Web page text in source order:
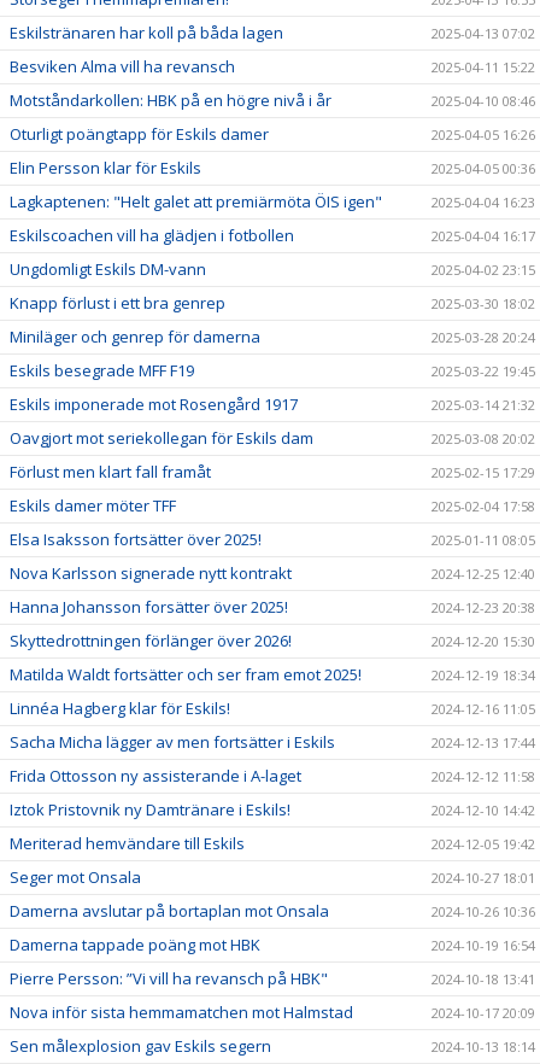
Eskilstränaren har koll på båda lagen 2025-04-13 07:02
Besviken Alma vill ha revansch 2025-04-11 15:22
Motståndarkollen: HBK på en högre nivå i år 2025-04-10 08:46
Oturligt poängtapp för Eskils damer 2025-04-05 16:26
Elin Persson klar för Eskils 2025-04-05 00:36
Lagkaptenen: "Helt galet att premiärmöta ÖIS igen" 2025-04-04 16:23
Eskilscoachen vill ha glädjen i fotbollen 2025-04-04 16:17
Ungdomligt Eskils DM-vann 2025-04-02 23:15
Knapp förlust i ett bra genrep 2025-03-30 18:02
Miniläger och genrep för damerna 2025-03-28 20:24
Eskils besegrade MFF F19 2025-03-22 19:45
Eskils imponerade mot Rosengård 1917 2025-03-14 21:32
Oavgjort mot seriekollegan för Eskils dam 2025-03-08 20:02
Förlust men klart fall framåt 2025-02-15 17:29
Eskils damer möter TFF 2025-02-04 17:58
Elsa Isaksson fortsätter över 2025! 2025-01-11 08:05
Nova Karlsson signerade nytt kontrakt 2024-12-25 12:40
Hanna Johansson forsätter över 2025! 2024-12-23 20:38
Skyttedrottningen förlänger över 2026! 2024-12-20 15:30
Matilda Waldt fortsätter och ser fram emot 2025! 2024-12-19 18:34
Linnéa Hagberg klar för Eskils! 2024-12-16 11:05
Sacha Micha lägger av men fortsätter i Eskils 2024-12-13 17:44
Frida Ottosson ny assisterande i A-laget 2024-12-12 11:58
Iztok Pristovnik ny Damtränare i Eskils! 2024-12-10 14:42
Meriterad hemvändare till Eskils 2024-12-05 19:42
Seger mot Onsala 2024-10-27 18:01
Damerna avslutar på bortaplan mot Onsala 2024-10-26 10:36
Damerna tappade poäng mot HBK 2024-10-19 16:54
Pierre Persson: ”Vi vill ha revansch på HBK" 2024-10-18 13:41
Nova inför sista hemmamatchen mot Halmstad 2024-10-17 20:09
Sen målexplosion gav Eskils segern 2024-10-13 18:14